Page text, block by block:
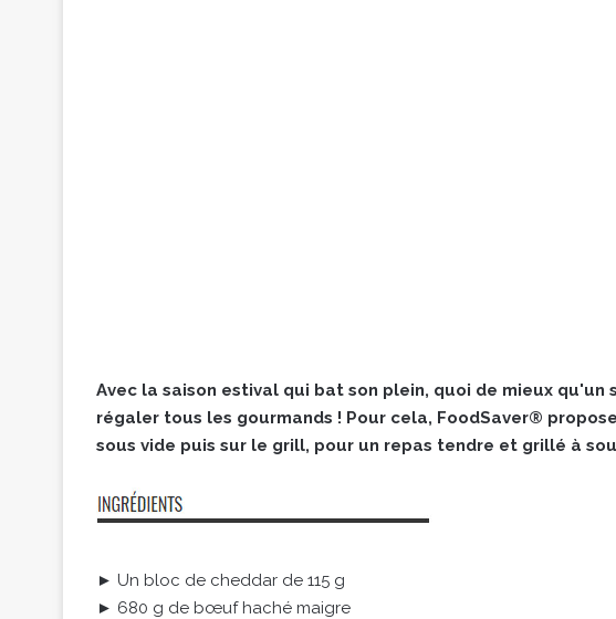
Avec la saison estival qui bat son plein, quoi de mieux
régaler tous les gourmands ! Pour cela, FoodSaver®
sous vide puis sur le grill, pour un repas tendre et grillé à
► Un bloc de cheddar de 115 g
► 680 g de bœuf haché maigre